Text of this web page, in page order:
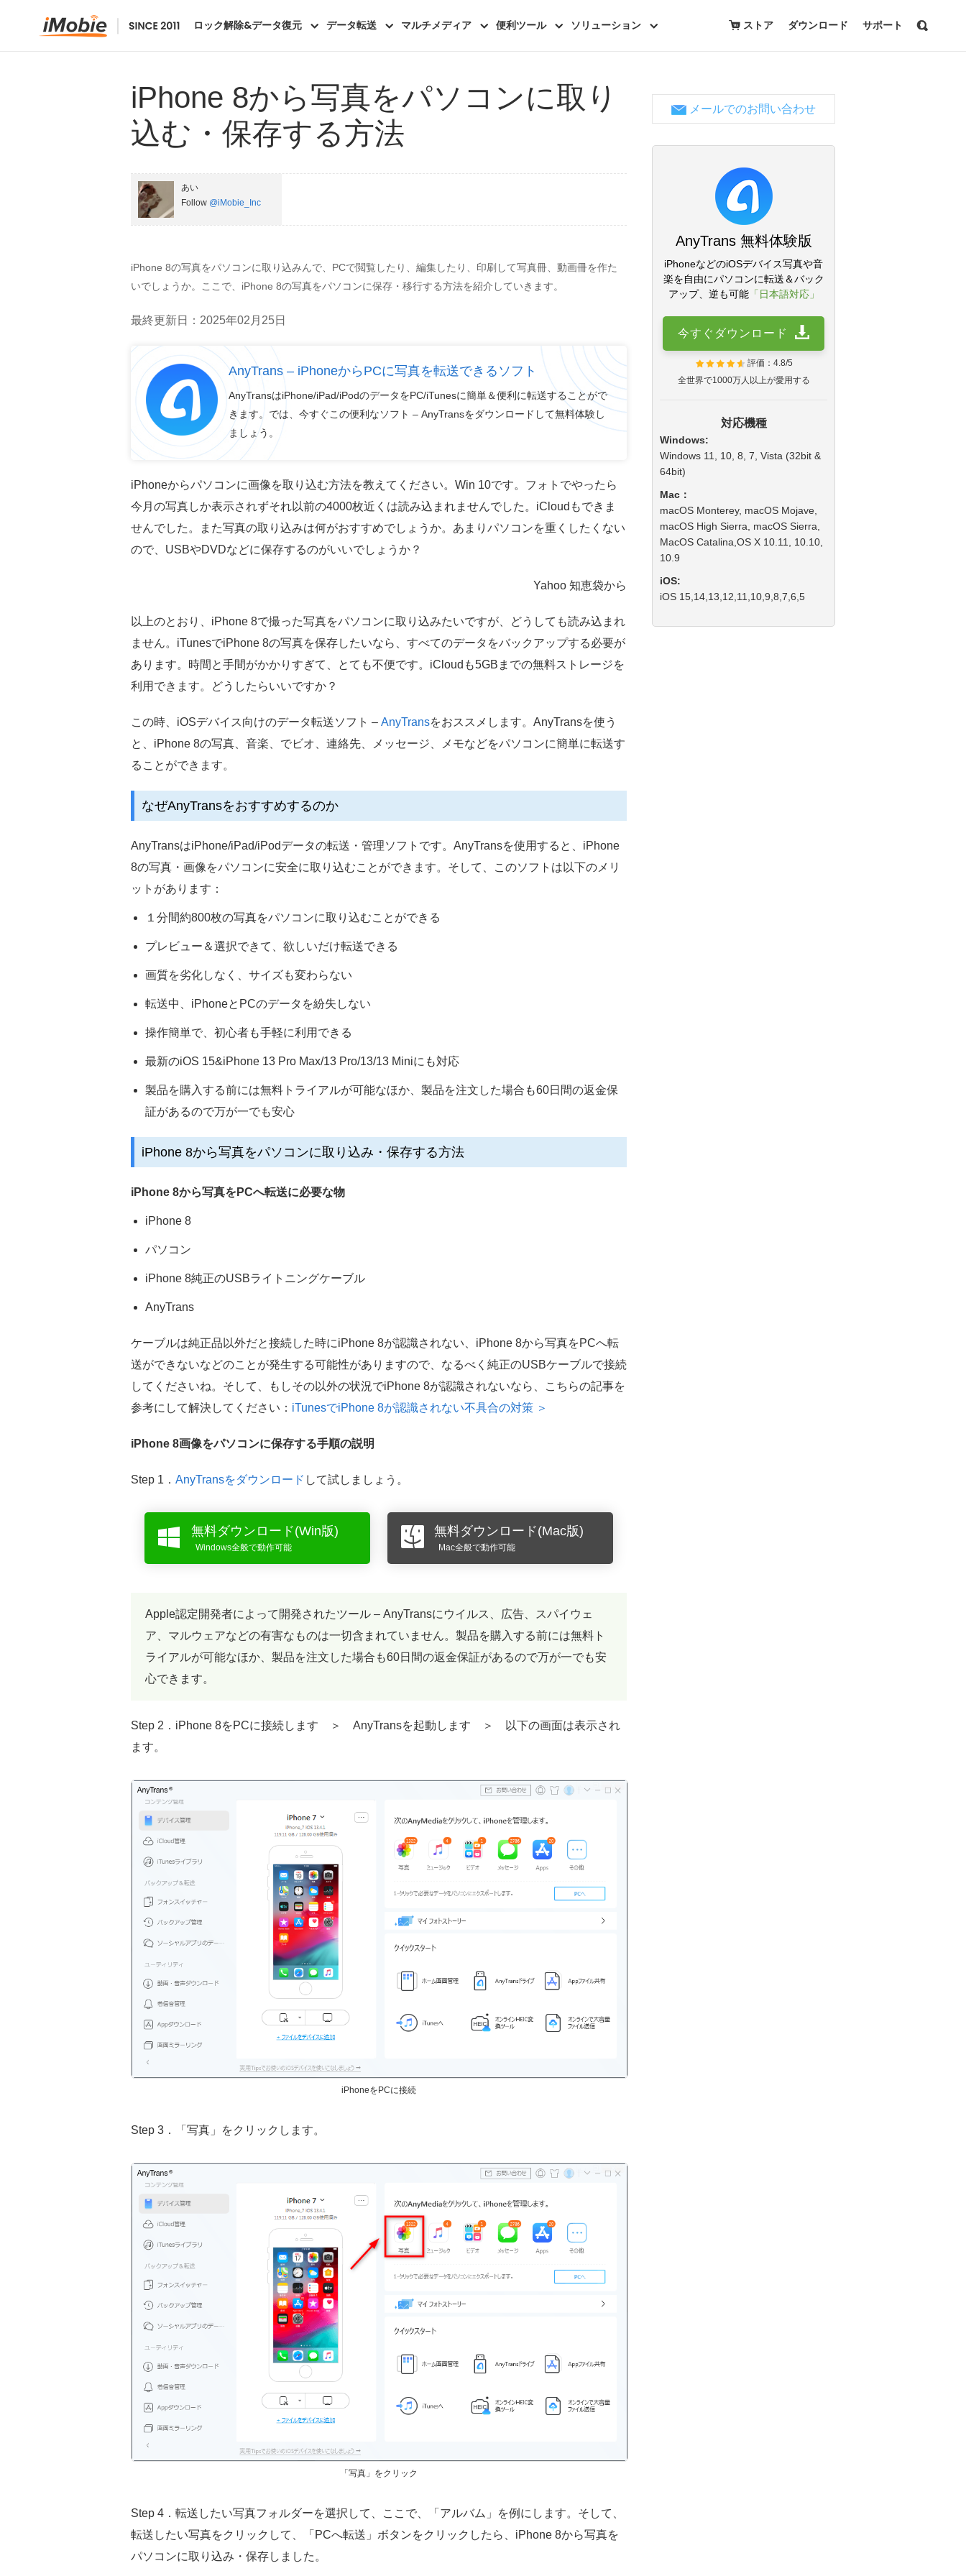
ストア ダウンロード サポート
ロック解除&データ復元 データ転送 マルチメディア 便利ツール ソリューション
iPhone 8から写真をパソコンに取り
込む・保存する方法
あい
Follow @iMobie_Inc
iPhone 8の写真をパソコンに取り込みんで、PCで閲覧したり、編集したり、印刷して写真冊、動画冊を作た
いでしょうか。ここで、iPhone 8の写真をパソコンに保存・移行する方法を紹介していきます。
最終更新日：2025年02月25日
AnyTrans – iPhoneからPCに写真を転送できるソフト
AnyTransはiPhone/iPad/iPodのデータをPC/iTunesに簡単＆便利に転送することがで
きます。では、今すぐこの便利なソフト – AnyTransをダウンロードして無料体験し
ましょう。
iPhoneからパソコンに画像を取り込む方法を教えてください。Win 10です。フォトでやったら
今月の写真しか表示されずそれ以前の4000枚近くは読み込まれませんでした。iCloudもできま
せんでした。また写真の取り込みは何がおすすめでしょうか。あまりパソコンを重くしたくない
ので、USBやDVDなどに保存するのがいいでしょうか？
Yahoo 知恵袋から
以上のとおり、iPhone 8で撮った写真をパソコンに取り込みたいですが、どうしても読み込まれ
ません。iTunesでiPhone 8の写真を保存したいなら、すべてのデータをバックアップする必要が
あります。時間と手間がかかりすぎて、とても不便です。iCloudも5GBまでの無料ストレージを
利用できます。どうしたらいいですか？
この時、iOSデバイス向けのデータ転送ソフト – AnyTransをおススメします。AnyTransを使う
と、iPhone 8の写真、音楽、でビオ、連絡先、メッセージ、メモなどをパソコンに簡単に転送す
ることができます。
なぜAnyTransをおすすめするのか
AnyTransはiPhone/iPad/iPodデータの転送・管理ソフトです。AnyTransを使用すると、iPhone
8の写真・画像をパソコンに安全に取り込むことができます。そして、このソフトは以下のメリ
ットがあります：
１分間約800枚の写真をパソコンに取り込むことができる
プレビュー＆選択できて、欲しいだけ転送できる
画質を劣化しなく、サイズも変わらない
転送中、iPhoneとPCのデータを紛失しない
操作簡単で、初心者も手軽に利用できる
最新のiOS 15&iPhone 13 Pro Max/13 Pro/13/13 Miniにも対応
製品を購入する前には無料トライアルが可能なほか、製品を注文した場合も60日間の返金保
証があるので万が一でも安心
iPhone 8から写真をパソコンに取り込み・保存する方法
iPhone 8から写真をPCへ転送に必要な物
iPhone 8
パソコン
iPhone 8純正のUSBライトニングケーブル
AnyTrans
ケーブルは純正品以外だと接続した時にiPhone 8が認識されない、iPhone 8から写真をPCへ転
送ができないなどのことが発生する可能性がありますので、なるべく純正のUSBケーブルで接続
してくださいね。そして、もしその以外の状況でiPhone 8が認識されないなら、こちらの記事を
参考にして解決してください： iTunesでiPhone 8が認識されない不具合の対策 ＞
iPhone 8画像をパソコンに保存する手順の説明
Step 1． AnyTransをダウンロード して試しましょう。
無料ダウンロード(Win版)
Windows全般で動作可能
無料ダウンロード(Mac版)
Mac全般で動作可能
Apple認定開発者によって開発されたツール – AnyTransにウイルス、広告、スパイウェ
ア、マルウェアなどの有害なものは一切含まれていません。製品を購入する前には無料ト
ライアルが可能なほか、製品を注文した場合も60日間の返金保証があるので万が一でも安
心できます。
Step 2．iPhone 8をPCに接続します ＞ AnyTransを起動します ＞ 以下の画面は表示され
ます。
iPhoneをPCに接続
Step 3．「写真」をクリックします。
「写真」をクリック
Step 4．転送したい写真フォルダーを選択して、ここで、「アルバム」を例にします。そして、
転送したい写真をクリックして、「PCへ転送」ボタンをクリックしたら、iPhone 8から写真を
パソコンに取り込み・保存しました。
メールでのお問い合わせ
AnyTrans 無料体験版
iPhoneなどのiOSデバイス写真や音
楽を自由にパソコンに転送＆バック
アップ、逆も可能「日本語対応」
今すぐダウンロード
評価：4.8/5
全世界で1000万人以上が愛用する
対応機種
Windows:
Windows 11, 10, 8, 7, Vista (32bit &
64bit)
Mac：
macOS Monterey, macOS Mojave,
macOS High Sierra, macOS Sierra,
MacOS Catalina,OS X 10.11, 10.10,
10.9
iOS:
iOS 15,14,13,12,11,10,9,8,7,6,5